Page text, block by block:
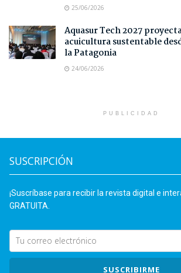
25/06/2026
Aquasur Tech 2027
acuicultura sustentable
la Patagonia
24/06/2026
PUBLICIDAD
SUSCRIPCIÓN
¡Suscríbase para recibir la revista digital e
GRATUITA.
SUSCRIBIRME